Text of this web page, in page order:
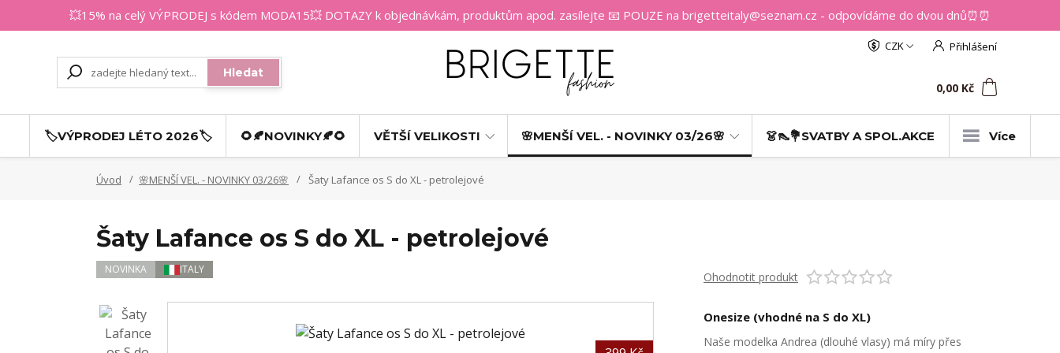
💥15% na celý VÝPRODEJ s kódem MODA15💥 DOTAZY k objednávkám, produktům apod. zasílejte 📧 POUZE na brigetteitaly@seznam.cz - odpovídáme do dvou dnů⏰⏰
CZK
Přihlášení
Hledat
0,00 Kč
🏷️VÝPRODEJ LÉTO 2026🏷️ 🌻🍂NOVINKY🍂🌻 VĚTŠÍ VELIKOSTI 🌸MENŠÍ VEL. - NOVINKY 03/26🌸 👗👠💐SVATBY A SPOL.AKCE Více
Úvod 🌸MENŠÍ VEL. - NOVINKY 03/26🌸 Šaty Lafance os S do XL - petrolejové
Šaty Lafance os S do XL - petrolejové
NOVINKA ITALY Ohodnotit produkt
Onesize (vhodné na S do XL)
Naše modelka Andrea (dlouhé vlasy) má míry přes